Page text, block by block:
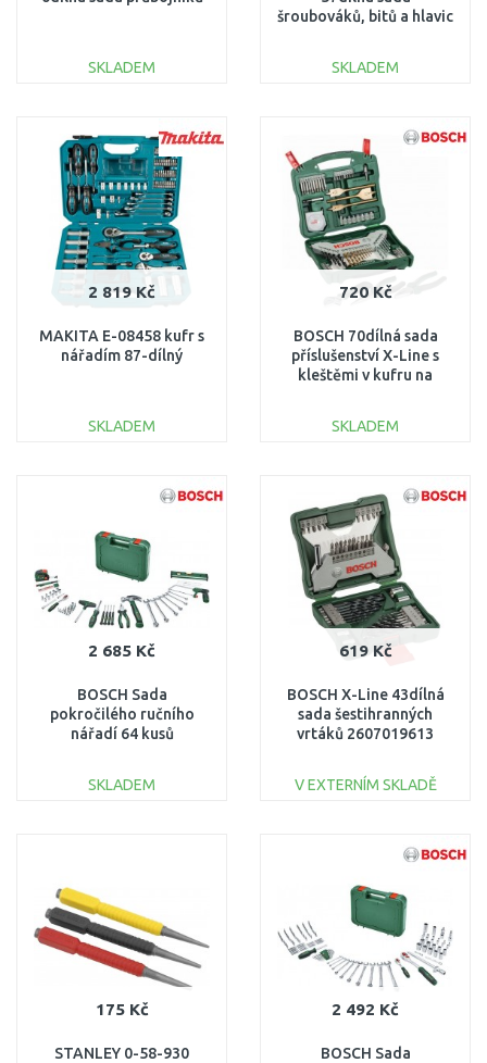
SKLADEM
Porovnat
šroubováků, bitů a hlavic
SKLADEM
Porovnat
2 819 Kč
MAKITA E-08458 kufr s
nářadím 87-dílný
SKLADEM
720 Kč
BOSCH 70dílná sada
příslušenství X-Line s
kleštěmi v kufru na
SKLADEM
Porovnat
2 685 Kč
BOSCH Sada
pokročilého ručního
nářadí 64 kusů
SKLADEM
619 Kč
BOSCH X-Line 43dílná
sada šestihranných
vrtáků 2607019613
V EXTERNÍM SKLADĚ
175 Kč
STANLEY 0-58-930
2 492 Kč
BOSCH Sada